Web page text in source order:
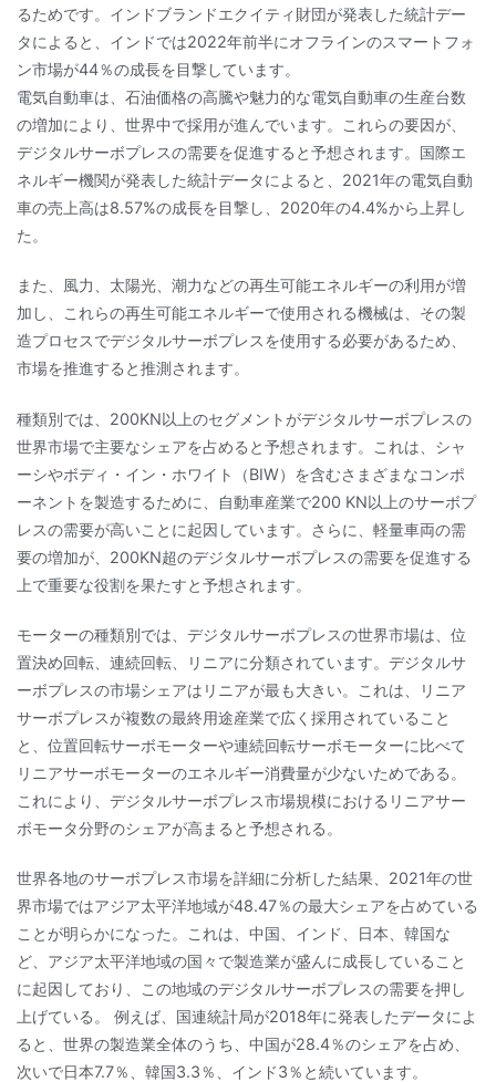
るためです。インドブランドエクイティ財団が発表した統計デー
タによると、インドでは2022年前半にオフラインのスマートフォ
ン市場が44％の成長を目撃しています。
電気自動車は、石油価格の高騰や魅力的な電気自動車の生産台数
の増加により、世界中で採用が進んでいます。これらの要因が、
デジタルサーボプレスの需要を促進すると予想されます。国際エ
ネルギー機関が発表した統計データによると、2021年の電気自動
車の売上高は8.57%の成長を目撃し、2020年の4.4%から上昇し
た。
また、風力、太陽光、潮力などの再生可能エネルギーの利用が増
加し、これらの再生可能エネルギーで使用される機械は、その製
造プロセスでデジタルサーボプレスを使用する必要があるため、
市場を推進すると推測されます。
種類別では、200KN以上のセグメントがデジタルサーボプレスの
世界市場で主要なシェアを占めると予想されます。これは、シャ
ーシやボディ・イン・ホワイト（BIW）を含むさまざまなコンポ
ーネントを製造するために、自動車産業で200 KN以上のサーボプ
レスの需要が高いことに起因しています。さらに、軽量車両の需
要の増加が、200KN超のデジタルサーボプレスの需要を促進する
上で重要な役割を果たすと予想されます。
モーターの種類別では、デジタルサーボプレスの世界市場は、位
置決め回転、連続回転、リニアに分類されています。デジタルサ
ーボプレスの市場シェアはリニアが最も大きい。これは、リニア
サーボプレスが複数の最終用途産業で広く採用されていること
と、位置回転サーボモーターや連続回転サーボモーターに比べて
リニアサーボモーターのエネルギー消費量が少ないためである。
これにより、デジタルサーボプレス市場規模におけるリニアサー
ボモータ分野のシェアが高まると予想される。
世界各地のサーボプレス市場を詳細に分析した結果、2021年の世
界市場ではアジア太平洋地域が48.47％の最大シェアを占めている
ことが明らかになった。これは、中国、インド、日本、韓国な
ど、アジア太平洋地域の国々で製造業が盛んに成長していること
に起因しており、この地域のデジタルサーボプレスの需要を押し
上げている。 例えば、国連統計局が2018年に発表したデータによ
ると、世界の製造業全体のうち、中国が28.4％のシェアを占め、
次いで日本7.7％、韓国3.3％、インド3％と続いています。